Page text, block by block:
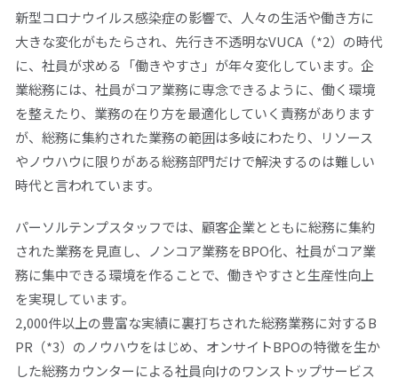
仕事をお探しの方 企業のご担当の方
採用情報
新型コロナウイルス感染症の影響で、人々の生活や働き方に
大きな変化がもたらされ、先行き不透明なVUCA（*2）の時代
に、社員が求める「働きやすさ」が年々変化しています。企
業総務には、社員がコア業務に専念できるように、働く環境
を整えたり、業務の在り方を最適化していく責務があります
が、総務に集約された業務の範囲は多岐にわたり、リソース
やノウハウに限りがある総務部門だけで解決するのは難しい
時代と言われています。
パーソルテンプスタッフでは、顧客企業とともに総務に集約
された業務を見直し、ノンコア業務をBPO化、社員がコア業
務に集中できる環境を作ることで、働きやすさと生産性向上
を実現しています。
2,000件以上の豊富な実績に裏打ちされた総務業務に対するB
PR（*3）のノウハウをはじめ、オンサイトBPOの特徴を生か
した総務カウンターによる社員向けのワンストップサービス